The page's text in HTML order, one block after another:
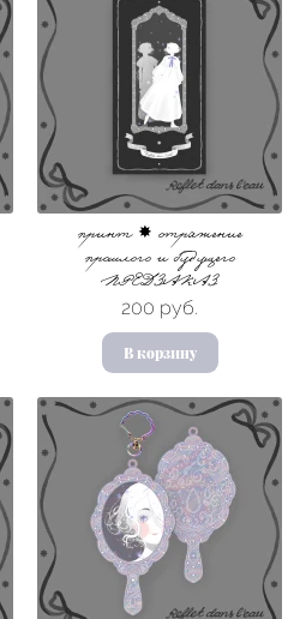
принт ✸ отражение
прошлого и будущего
ПРЕДЗАКАЗ
200 руб.
В корзину